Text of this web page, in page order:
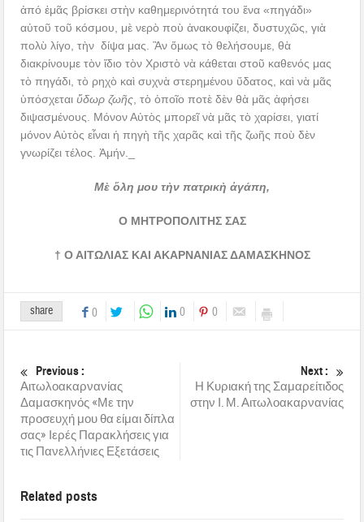
ἀπό ἐμᾶς βρίσκει στὴν καθημερινότητά του ἕνα «πηγάδι»
αὐτοῦ τοῦ κόσμου, μὲ νερὸ ποὺ ἀνακουφίζει, δυστυχῶς, γιὰ
πολὺ λίγο, τὴν δίψα μας. Ἂν ὅμως τὸ θελήσουμε, θὰ
διακρίνουμε τὸν ἴδιο τὸν Χριστὸ νὰ κάθεται στοῦ καθενός μας
τὸ πηγάδι, τὸ ρηχὸ καὶ συχνὰ στερημένου ὕδατος, καὶ νὰ μᾶς
ὑπόσχεταιὕδωρ ζωῆς, τὸ ὁποῖο ποτὲ δὲν θὰ μᾶς ἀφήσει
διψασμένους. Μόνον Αὐτὸς μπορεῖ νὰ μᾶς τὸ χαρίσει, γιατί
μόνον Αὐτὸς εἶναι ἡ πηγὴ τῆς χαρᾶς καὶ τῆς ζωῆς ποὺ δὲν
γνωρίζει τέλος. Ἀμήν._
Μὲ ὅλη μου τὴν πατρικὴ ἀγάπη,
Ο ΜΗΤΡΟΠΟΛΙΤΗΣ ΣΑΣ
† Ο ΑΙΤΩΛΙΑΣ ΚΑΙ ΑΚΑΡΝΑΝΙΑΣ ΔΑΜΑΣΚΗΝΟΣ
share 0 0 0
Previous :
Αιτωλοακαρνανίας
Δαμασκηνός «Με την
προσευχή μου θα είμαι δίπλα
σας» Ιερές Παρακλήσεις για
τις Πανελλήνιες Εξετάσεις
Next :
Η Κυριακή της Σαμαρείτιδος
στην Ι. Μ. Αιτωλοακαρνανίας
Related posts